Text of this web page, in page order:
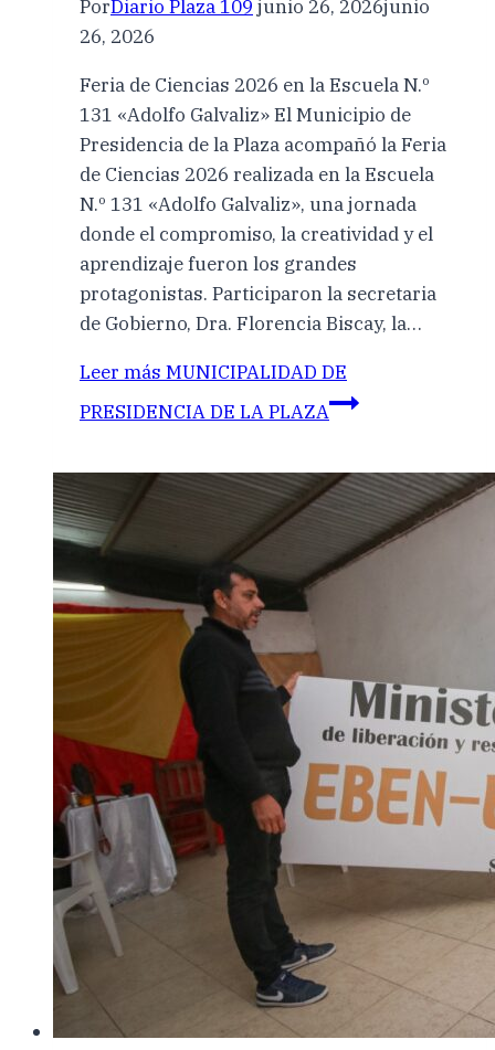
PorDiario Plaza 109 junio 26, 2026junio
26, 2026
Feria de Ciencias 2026 en la Escuela N.º
131 «Adolfo Galvaliz» El Municipio de
Presidencia de la Plaza acompañó la Feria
de Ciencias 2026 realizada en la Escuela
N.º 131 «Adolfo Galvaliz», una jornada
donde el compromiso, la creatividad y el
aprendizaje fueron los grandes
protagonistas. Participaron la secretaria
de Gobierno, Dra. Florencia Biscay, la…
Leer más MUNICIPALIDAD DE
PRESIDENCIA DE LA PLAZA